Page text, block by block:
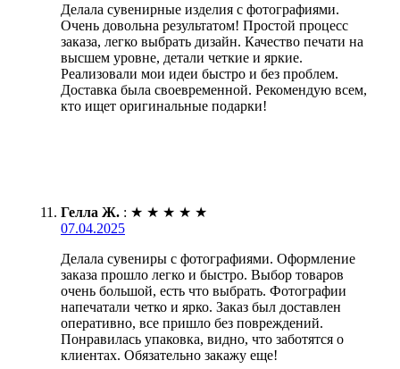
Делала сувенирные изделия с фотографиями.
Очень довольна результатом! Простой процесс
заказа, легко выбрать дизайн. Качество печати на
высшем уровне, детали четкие и яркие.
Реализовали мои идеи быстро и без проблем.
Доставка была своевременной. Рекомендую всем,
кто ищет оригинальные подарки!
Гелла Ж. : ★ ★ ★ ★ ★
07.04.2025
Делала сувениры с фотографиями. Оформление
заказа прошло легко и быстро. Выбор товаров
очень большой, есть что выбрать. Фотографии
напечатали четко и ярко. Заказ был доставлен
оперативно, все пришло без повреждений.
Понравилась упаковка, видно, что заботятся о
клиентах. Обязательно закажу еще!